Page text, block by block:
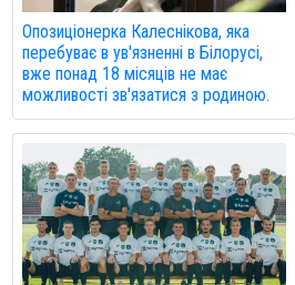
Опозиціонерка Калеснікова, яка
перебуває в ув'язненні в Білорусі,
вже понад 18 місяців не має
можливості зв'язатися з родиною.